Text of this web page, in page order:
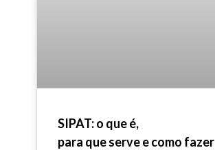
SIPAT: o que é,
para que serve e como fazer